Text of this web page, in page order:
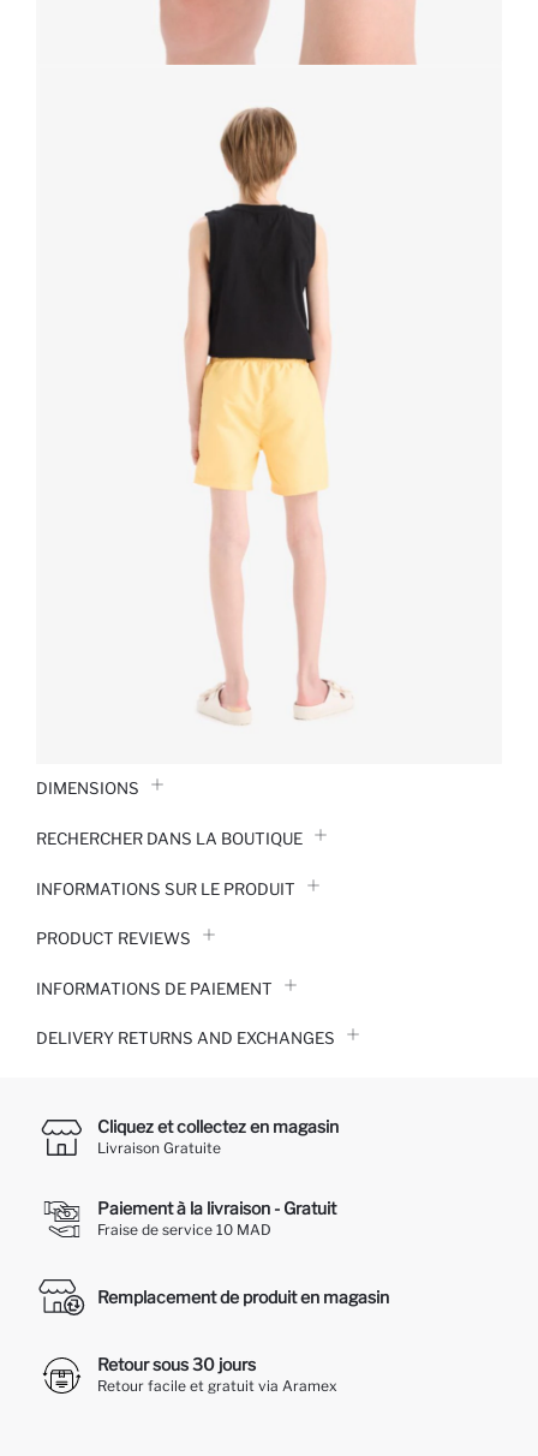
DIMENSIONS
RECHERCHER DANS LA BOUTIQUE
INFORMATIONS SUR LE PRODUIT
PRODUCT REVIEWS
INFORMATIONS DE PAIEMENT
DELIVERY RETURNS AND EXCHANGES
Cliquez et collectez en magasin
Livraison Gratuite
Paiement à la livraison - Gratuit
Fraise de service 10 MAD
Remplacement de produit en magasin
Retour sous 30 jours
Retour facile et gratuit via Aramex